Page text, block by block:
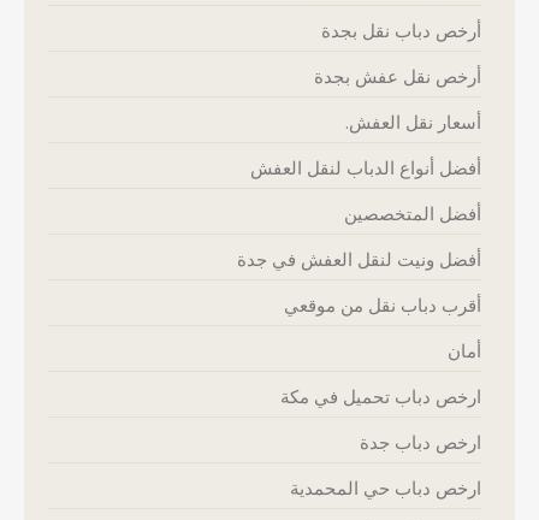
أرخص دباب نقل بجدة
أرخص نقل عفش بجدة
أسعار نقل العفش.
أفضل أنواع الدباب لنقل العفش
أفضل المتخصصين
أفضل ونيت لنقل العفش في جدة
أقرب دباب نقل من موقعي
أمان
ارخص دباب تحميل في مكة
ارخص دباب جدة
ارخص دباب حي المحمدية